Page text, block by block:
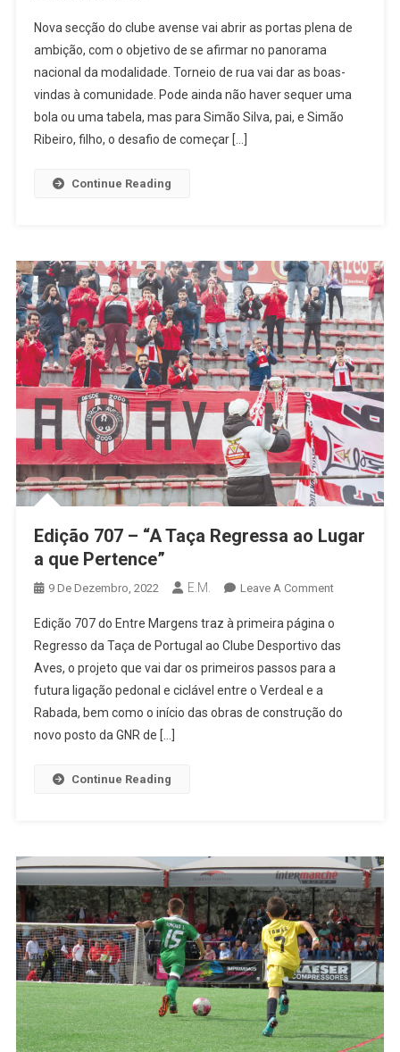
Das
Aves
Abre
As
Portas
Ao
Fantástico”
Nova secção do clube avense vai abrir as portas plena de
ambição, com o objetivo de se afirmar no panorama
nacional da modalidade. Torneio de rua vai dar as boas-
vindas à comunidade. Pode ainda não haver sequer uma
bola ou uma tabela, mas para Simão Silva, pai, e Simão
Ribeiro, filho, o desafio de começar […]
Continue Reading
Edição 707 – “A Taça Regressa ao Lugar
a que Pertence”
9 De Dezembro, 2022 E.M. Leave A CommentOn
707
–
“A
Regressa
Edição 707 do Entre Margens traz à primeira página o
Regresso da Taça de Portugal ao Clube Desportivo das
Aves, o projeto que vai dar os primeiros passos para a
futura ligação pedonal e ciclável entre o Verdeal e a
Rabada, bem como o início das obras de construção do
novo posto da GNR de […]
Continue Reading